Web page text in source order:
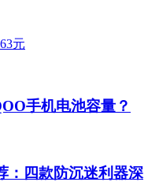
手机电池容量？
：四款防沉迷利器深